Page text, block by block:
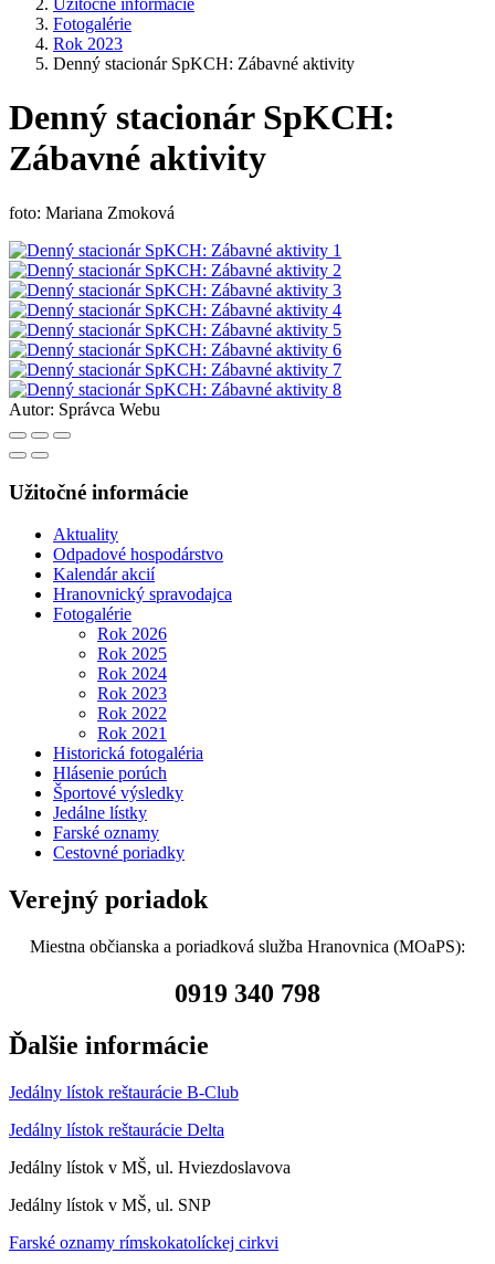
Užitočné informácie
Fotogalérie
Rok 2023
Denný stacionár SpKCH: Zábavné aktivity
Denný stacionár SpKCH:
Zábavné aktivity
foto: Mariana Zmoková
Autor: Správca Webu
Užitočné informácie
Aktuality
Odpadové hospodárstvo
Kalendár akcií
Hranovnický spravodajca
Fotogalérie
Rok 2026
Rok 2025
Rok 2024
Rok 2023
Rok 2022
Rok 2021
Historická fotogaléria
Hlásenie porúch
Športové výsledky
Jedálne lístky
Farské oznamy
Cestovné poriadky
Verejný poriadok
Miestna občianska a poriadková služba Hranovnica (MOaPS):
0919 340 798
Ďalšie informácie
Jedálny lístok reštaurácie B-Club
Jedálny lístok reštaurácie Delta
Jedálny lístok v MŠ, ul. Hviezdoslavova
Jedálny lístok v MŠ, ul. SNP
Farské oznamy rímskokatolíckej cirkvi